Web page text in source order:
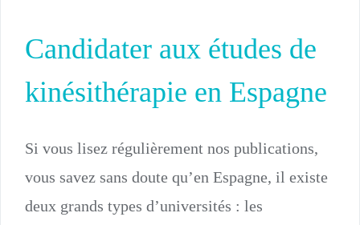
Candidater aux études de
kinésithérapie en Espagne
Si vous lisez régulièrement nos publications,
vous savez sans doute qu’en Espagne, il existe
deux grands types d’universités : les